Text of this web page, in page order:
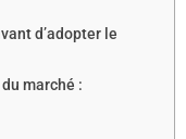
d’adopter le
marché :